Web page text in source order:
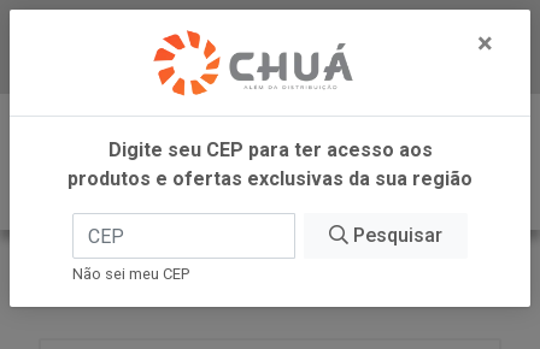
Baixe já nosso APP
0
INÍCIO
AJINOMOTO FOOD SERVICE
×
Digite seu CEP para ter acesso aos
produtos e ofertas exclusivas da sua região
Pesquisar
Não sei meu CEP